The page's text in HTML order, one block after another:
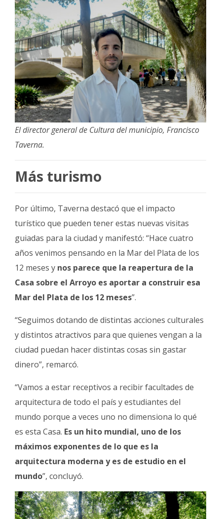
El director general de Cultura del municipio, Francisco
Taverna.
Más turismo
Por último, Taverna destacó que el impacto
turístico que pueden tener estas nuevas visitas
guiadas para la ciudad y manifestó: “Hace cuatro
años venimos pensando en la Mar del Plata de los
12 meses y nos parece que la reapertura de la
Casa sobre el Arroyo es aportar a construir esa
Mar del Plata de los 12 meses”.
“Seguimos dotando de distintas acciones culturales
y distintos atractivos para que quienes vengan a la
ciudad puedan hacer distintas cosas sin gastar
dinero”, remarcó.
“Vamos a estar receptivos a recibir facultades de
arquitectura de todo el país y estudiantes del
mundo porque a veces uno no dimensiona lo qué
es esta Casa. Es un hito mundial, uno de los
máximos exponentes de lo que es la
arquitectura moderna y es de estudio en el
mundo”, concluyó.